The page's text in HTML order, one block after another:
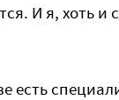
И я, хоть и
есть